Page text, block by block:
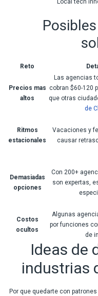
Local tech
Reto
Precios mas
altos
Las agencias
cobran $60-120
que otras
de
Ritmos
estacionales
Vacaciones y
causar
Demasiadas
opciones
Con 200+
son expertas,
Costos
ocultos
Algunas
por funciones
de
Ideas de
industrias
Por que quedarte con